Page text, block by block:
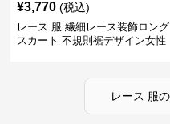
¥3,770 (税込)
レース 服 繊細レース装飾ロング
スカート 不規則裾デザイン女性
レース 服の